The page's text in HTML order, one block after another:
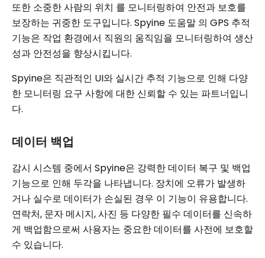
또한 소중한 사람의 위치 를 ​​모니터링하여 안전과 보호를
보장하는 귀중한 도구입니다. Spyine 도움말 의 GPS 추적
기능은 작업 환경에서 직원의 움직임을 모니터링하여 생산
성과 안전성을 향상시킵니다.
Spyine은 직관적인 UI와 실시간 추적 기능으로 인해 다양
한 모니터링 요구 사항에 대한 신뢰할 수 있는 파트너입니
다.
데이터 백업
감시 시스템 중에서 Spyine은 강력한 데이터 복구 및 백업
기능으로 인해 두각을 나타냅니다. 장치에 오류가 발생하
거나 실수로 데이터가 손실된 경우 이 기능이 유용합니다.
연락처, 문자 메시지, 사진 등 다양한 필수 데이터를 신속하
게 백업함으로써 사용자는 중요한 데이터를 사전에 보호할
수 있습니다.